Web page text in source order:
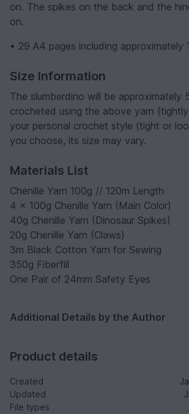
on. The spikes on the back and the
on.
• 29 A4 pages including approximately
Size Information
The slumberdino will be approximately
crocheted using the above yarn
your personal crochet style (tight or
you choose, its size may vary.
Materials List
Chenille Yarn 100g // 120m Length
4 x 100g Chenille Yarn (Main Color)
40g Chenille Yarn (Dinosaur Spikes)
20g Chenille Yarn (Claws)
3m Black Cotton Yarn for Sewing
350g Fiberfill
One Pair of 24mm Safety Eyes
Additional Details by the Author
Product details
Created
Updated
File types